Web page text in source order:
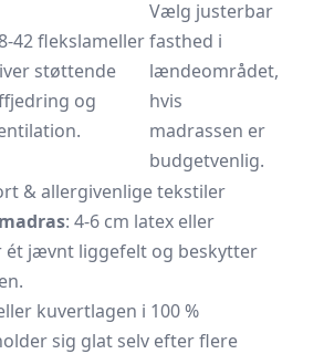
42 flekslameller
støttende
og
Vælg justerbar
fasthed i
lændeområdet,
hvis
madrassen er
budgetvenlig.
& allergivenlige tekstiler
: 4-6 cm latex eller
ét jævnt liggefelt og beskytter
kuvertlagen i 100 %
sig glat selv efter flere